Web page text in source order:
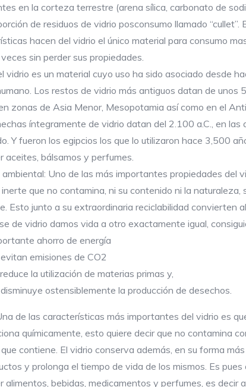
en la corteza terrestre (arena sílica, carbonato de
de residuos de vidrio posconsumo llamado “cullet”.
hacen del vidrio el único material para consumo
sin perder sus propiedades.
vidrio es un material cuyo uso ha sido asociado desde
Los restos de vidrio más antiguos datan de unos
zonas de Asia Menor, Mesopotamia así como en el
íntegramente de vidrio datan del 2.100 a.C., en las
Y fueron los egipcios los que lo utilizaron hace 3,500
aceites, bálsamos y perfumes.
ambiental: Uno de las más importantes propiedades del
que no contamina, ni su contenido ni la naturaleza,
Esto junto a su extraordinaria reciclabilidad convierten
de vidrio damos vida a otro exactamente igual,
ahorro de energía
emisiones de CO2
la utilización de materias primas y,
ostensiblemente la producción de desechos.
de las características más importantes del vidrio es
químicamente, esto quiere decir que no contamina
contiene. El vidrio conserva además, en su forma
y prolonga el tiempo de vida de los mismos. Es pues
alimentos, bebidas, medicamentos y perfumes, es decir